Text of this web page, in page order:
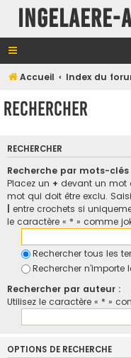
Accueil Index du
Rechercher
RECHERCHER
Recherche par mots-clés
Placez un + devant un mot
mot qui doit être exclu.
entre crochets si
le caractère « * » comme
Rechercher tous les
Rechercher
Rechercher par auteur :
Utilisez le caractère « * »
OPTIONS DE RECHERCHE